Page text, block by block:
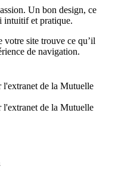
Un bon design, ce
intuitif et pratique.
votre site trouve ce qu’il
de navigation.